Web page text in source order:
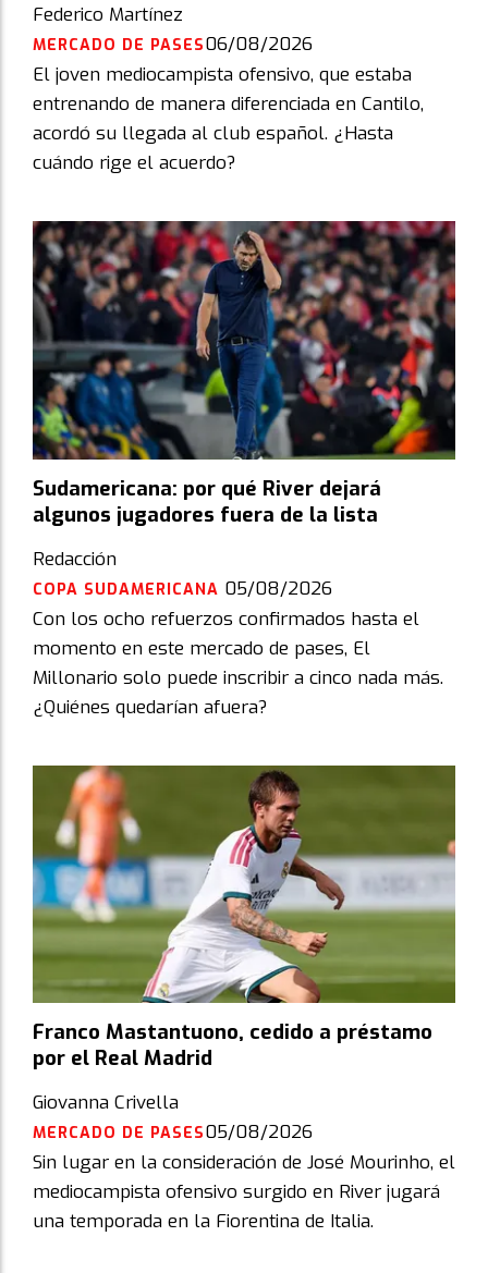
Federico Martínez
MERCADO DE PASES06/08/2026
El joven mediocampista ofensivo, que estaba
entrenando de manera diferenciada en Cantilo,
acordó su llegada al club español. ¿Hasta
cuándo rige el acuerdo?
Sudamericana: por qué River dejará
algunos jugadores fuera de la lista
Redacción
COPA SUDAMERICANA 05/08/2026
Con los ocho refuerzos confirmados hasta el
momento en este mercado de pases, El
Millonario solo puede inscribir a cinco nada más.
¿Quiénes quedarían afuera?
Franco Mastantuono, cedido a préstamo
por el Real Madrid
Giovanna Crivella
MERCADO DE PASES05/08/2026
Sin lugar en la consideración de José Mourinho, el
mediocampista ofensivo surgido en River jugará
una temporada en la Fiorentina de Italia.